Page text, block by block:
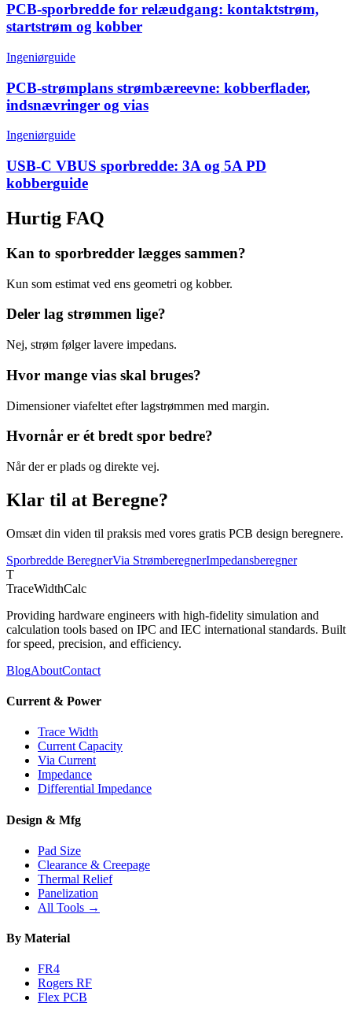
PCB-sporbredde for relæudgang: kontaktstrøm,
startstrøm og kobber
Ingeniørguide
PCB-strømplans strømbæreevne: kobberflader,
indsnævringer og vias
Ingeniørguide
USB-C VBUS sporbredde: 3A og 5A PD
kobberguide
Hurtig FAQ
Kan to sporbredder lægges sammen?
Kun som estimat ved ens geometri og kobber.
Deler lag strømmen lige?
Nej, strøm følger lavere impedans.
Hvor mange vias skal bruges?
Dimensioner viafeltet efter lagstrømmen med margin.
Hvornår er ét bredt spor bedre?
Når der er plads og direkte vej.
Klar til at Beregne?
Omsæt din viden til praksis med vores gratis PCB design beregnere.
Sporbredde BeregnerVia StrømberegnerImpedansberegner
T
TraceWidthCalc
Providing hardware engineers with high-fidelity simulation and
calculation tools based on IPC and IEC international standards. Built
for speed, precision, and efficiency.
BlogAboutContact
Current & Power
Trace Width
Current Capacity
Via Current
Impedance
Differential Impedance
Design & Mfg
Pad Size
Clearance & Creepage
Thermal Relief
Panelization
All Tools →
By Material
FR4
Rogers RF
Flex PCB